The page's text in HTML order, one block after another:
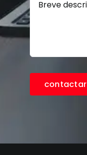
contactar